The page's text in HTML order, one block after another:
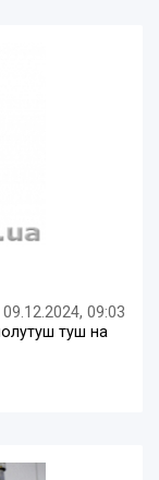
09.12.2024, 09:03
туш на